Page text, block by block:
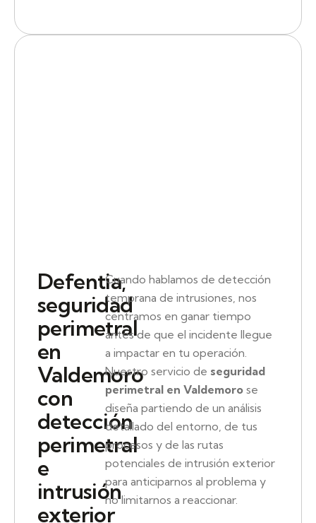
Defentia,
seguridad
perimetral
en
Valdemoro
con
detección
perimetral
e
intrusión
exterior
Cuando hablamos de detección
temprana de intrusiones, nos
centramos en ganar tiempo
antes de que el incidente llegue
a impactar en tu operación.
Nuestro servicio de seguridad
perimetral en Valdemorose
diseña partiendo de un análisis
detallado del entorno, de tus
procesos y de las rutas
potenciales de intrusión exterior
para anticiparnos al problema y
no limitarnos a reaccionar.